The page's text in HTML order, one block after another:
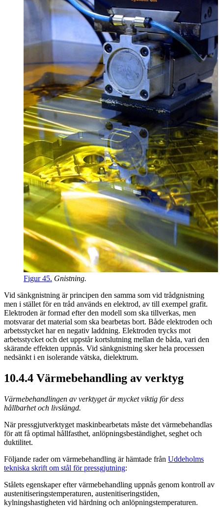
Figur 45. Gnistning.
Vid sänkgnistning är principen den samma som vid trådgnistning
men i stället för en tråd används en elektrod, av till exempel grafit.
Elektroden är formad efter den modell som ska tillverkas, men
motsvarar det material som ska bearbetas bort. Både elektroden och
arbetsstycket har en negativ laddning. Elektroden trycks mot
arbetsstycket och det uppstår kortslutning mellan de båda, vari den
skärande effekten uppnås. Vid sänkgnistning sker hela processen
nedsänkt i en isolerande vätska, dielektrum.
10.4.4 Värmebehandling av verktyg
Värmebehandlingen av verktyget är mycket viktig för dess
hållbarhet och livslängd.
När pressgjutverktyget maskinbearbetats måste det värmebehandlas
för att få optimal hållfasthet, anlöpningsbeständighet, seghet och
duktilitet.
Följande rader om värmebehandling är hämtade från Uddeholms
tekniska skrift om stål för pressgjutning:
Stålets egenskaper efter värmebehandling uppnås genom kontroll av
austenitiseringstemperaturen, austenitiseringstiden,
kylningshastigheten vid härdning och anlöpningstemperaturen.